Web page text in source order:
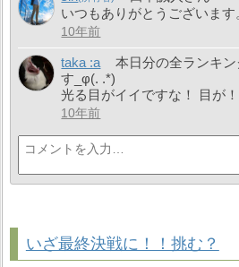
いつもありがとうございます
10年前
taka :a
本日分の全ランキ
す_φ(. .*)
光る目がイイですな！ 目が！
10年前
いざ最終決戦に！！挑む？